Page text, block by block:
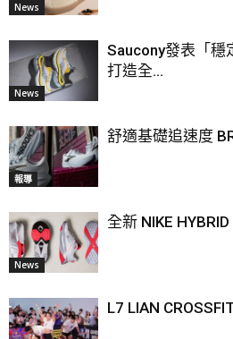
News
News
Saucony發表「穩
打造全...
報導
舒適基礎追速度
News
全新 NIKE
L7 LIAN